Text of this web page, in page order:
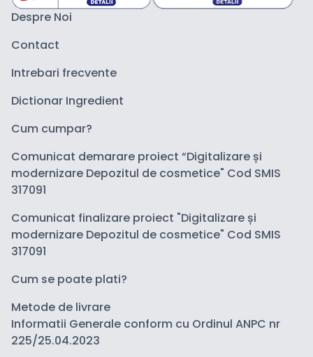
Despre Noi
Contact
Intrebari frecvente
Dictionar Ingredient
Cum cumpar?
Comunicat demarare proiect “Digitalizare și
modernizare Depozitul de cosmetice" Cod SMIS
317091
Comunicat finalizare proiect "Digitalizare și
modernizare Depozitul de cosmetice" Cod SMIS
317091
Cum se poate plati?
Metode de livrare
Informatii Generale conform cu Ordinul ANPC nr
225/25.04.2023